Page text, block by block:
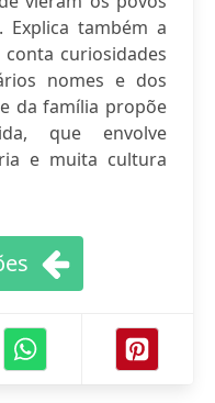
Explica também a
curiosidades
nomes e dos
da família propõe
que envolve
e muita cultura